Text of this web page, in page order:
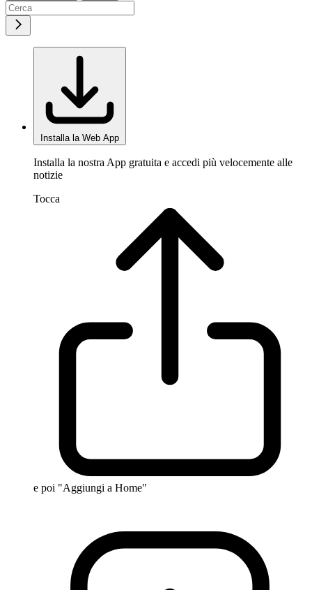
Installa la Web App
Installa la nostra App gratuita e accedi più velocemente alle
notizie
Tocca
e poi "Aggiungi a Home"